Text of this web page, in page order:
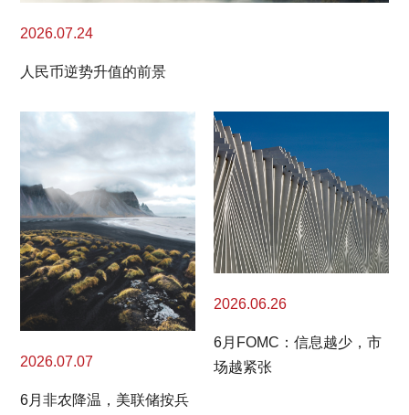
2026.07.24
人民币逆势升值的前景
2026.07.07
6月非农降温，美联储按兵
2026.06.26
6月FOMC：信息越少，市
场越紧张